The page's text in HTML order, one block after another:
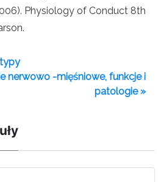
Physiology of Conduct 8th
nerwowo -mięśniowe, funkcje i
patologie »